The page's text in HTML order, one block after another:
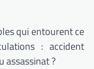
qui entourent ce
: accident
assassinat ?